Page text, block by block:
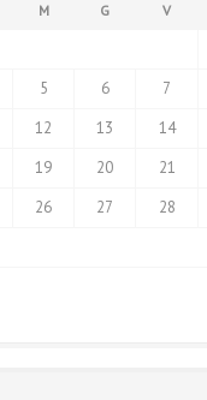
M G V
5 6 7
12 13 14
19 20 21
26 27 28